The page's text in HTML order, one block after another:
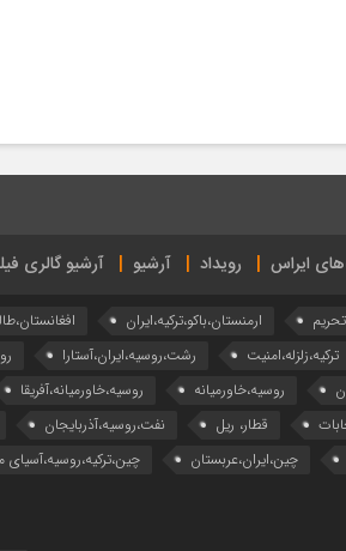
ایراس رویداد آرشیو آرشیو گالری
ارمنستان،باکو،ترکیه،ایران
ترکیه،زلزله،امنیت رشت،روسیه،ایران،آستارا
روسیه،خاورمیانه روسیه،خاورمیانه،آفریقا
قطار، ریل نفت،روسیه،آذربایجان
چین،ایران،عربستان چین،ترکیه،روسیه،آسیای